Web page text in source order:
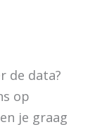
de data?
op
je graag